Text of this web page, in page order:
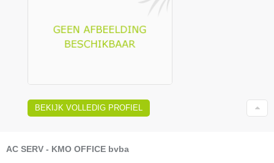
BEKIJK VOLLEDIG PROFIEL
AC SERV - KMO OFFICE bvba